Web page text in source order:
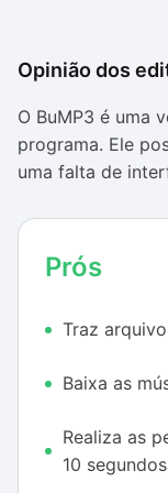
Opinião dos
O BuMP3 é uma
programa. Ele
uma falta de
única tela. À
aplicativo possa
percebe que o
procurando em
reproduzir a
10% do tamanho
Prós
Traz
Baixa as
Realiza as
10 segundos